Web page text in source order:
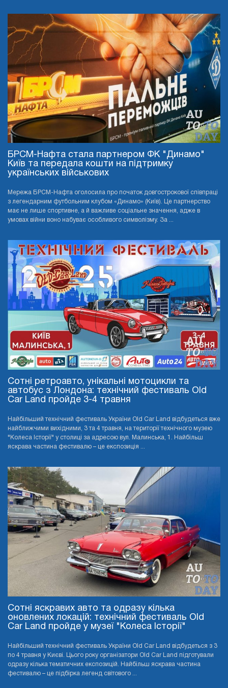
БРСМ-Нафта стала партнером ФК "Динамо"
Київ та передала кошти на підтримку
українських військових
Мережа БРСМ-Нафта оголосила про початок довгострокової співпраці
з легендарним футбольним клубом «Динамо» (Київ). Це партнерство
має не лише спортивне, а й важливе соціальне значення, адже в
умовах війни воно набуває особливого символізму. За ...
Сотні ретроавто, унікальні мотоцикли та
автобус з Лондона: технічний фестиваль Old
Car Land пройде 3-4 травня
Найбільший технічний фестиваль України Old Car Land відбудеться вже
найближчими вихідними, 3 та 4 травня, на території технічного музею
"Колеса Історії" у столиці за адресою вул. Малинська, 1. Найбільш
яскрава частина фестивалю – це експозиція ...
Сотні яскравих авто та одразу кілька
оновлених локацій: технічний фестиваль Old
Car Land пройде у музеї "Колеса Історії"
Найбільший технічний фестиваль України Old Car Land відбудеться з 3
по 4 травня у Києві. Цього року організатори Old Car Land підготували
одразу кілька тематичних експозицій. Найбільш яскрава частина
фестивалю – це підбірка легенд світового ...